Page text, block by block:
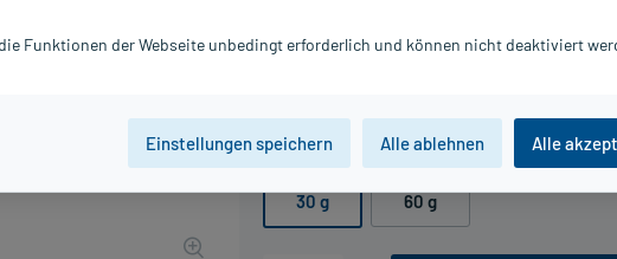
Packungseinheit
30 g 60 g
Funktionen der Webseite unbedingt erforderlich und können nicht deaktiviert
Einstellungen speichern Alle ablehnen Alle